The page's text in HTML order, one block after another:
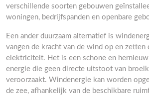
verschillende soorten gebouwen
woningen, bedrijfspanden en openbare
Een ander duurzaam alternatief is
vangen de kracht van de wind op en zetten
elektriciteit. Het is een schone en
energie die geen directe uitstoot van
veroorzaakt. Windenergie kan worden
de zee, afhankelijk van de beschikbare